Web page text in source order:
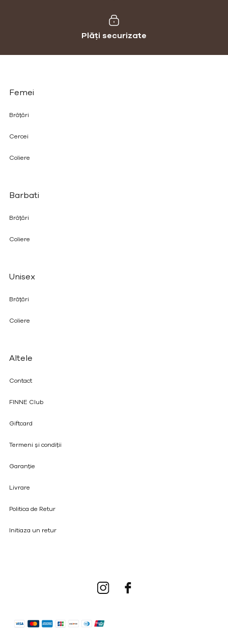
Plăți securizate
Femei
Brățări
Cercei
Coliere
Barbati
Brățări
Coliere
Unisex
Brățări
Coliere
Altele
Contact
FINNE Club
Giftcard
Termeni și condiții
Garanție
Livrare
Politica de Retur
Initiaza un retur